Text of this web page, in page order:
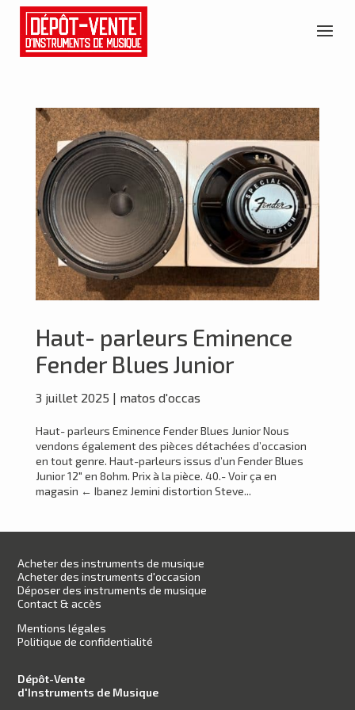
Haut- parleurs Eminence
Fender Blues Junior
3 juillet 2025 | matos d'occas
Haut- parleurs Eminence Fender Blues Junior Nous
vendons également des pièces détachées d’occasion
en tout genre. Haut-parleurs issus d’un Fender Blues
Junior 12″ en 8ohm. Prix à la pièce. 40.- Voir ça en
magasin ← Ibanez Jemini distortion Steve...
Acheter des instruments de musique
Acheter des instruments d'occasion
Déposer des instruments de musique
Contact & accès
Mentions légales
Politique de confidentialité
Dépôt-Vente
d'Instruments de Musique